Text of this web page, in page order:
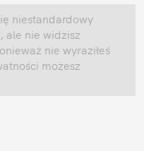
niestandardowy
ale nie widzisz
nie wyraziłeś
możesz